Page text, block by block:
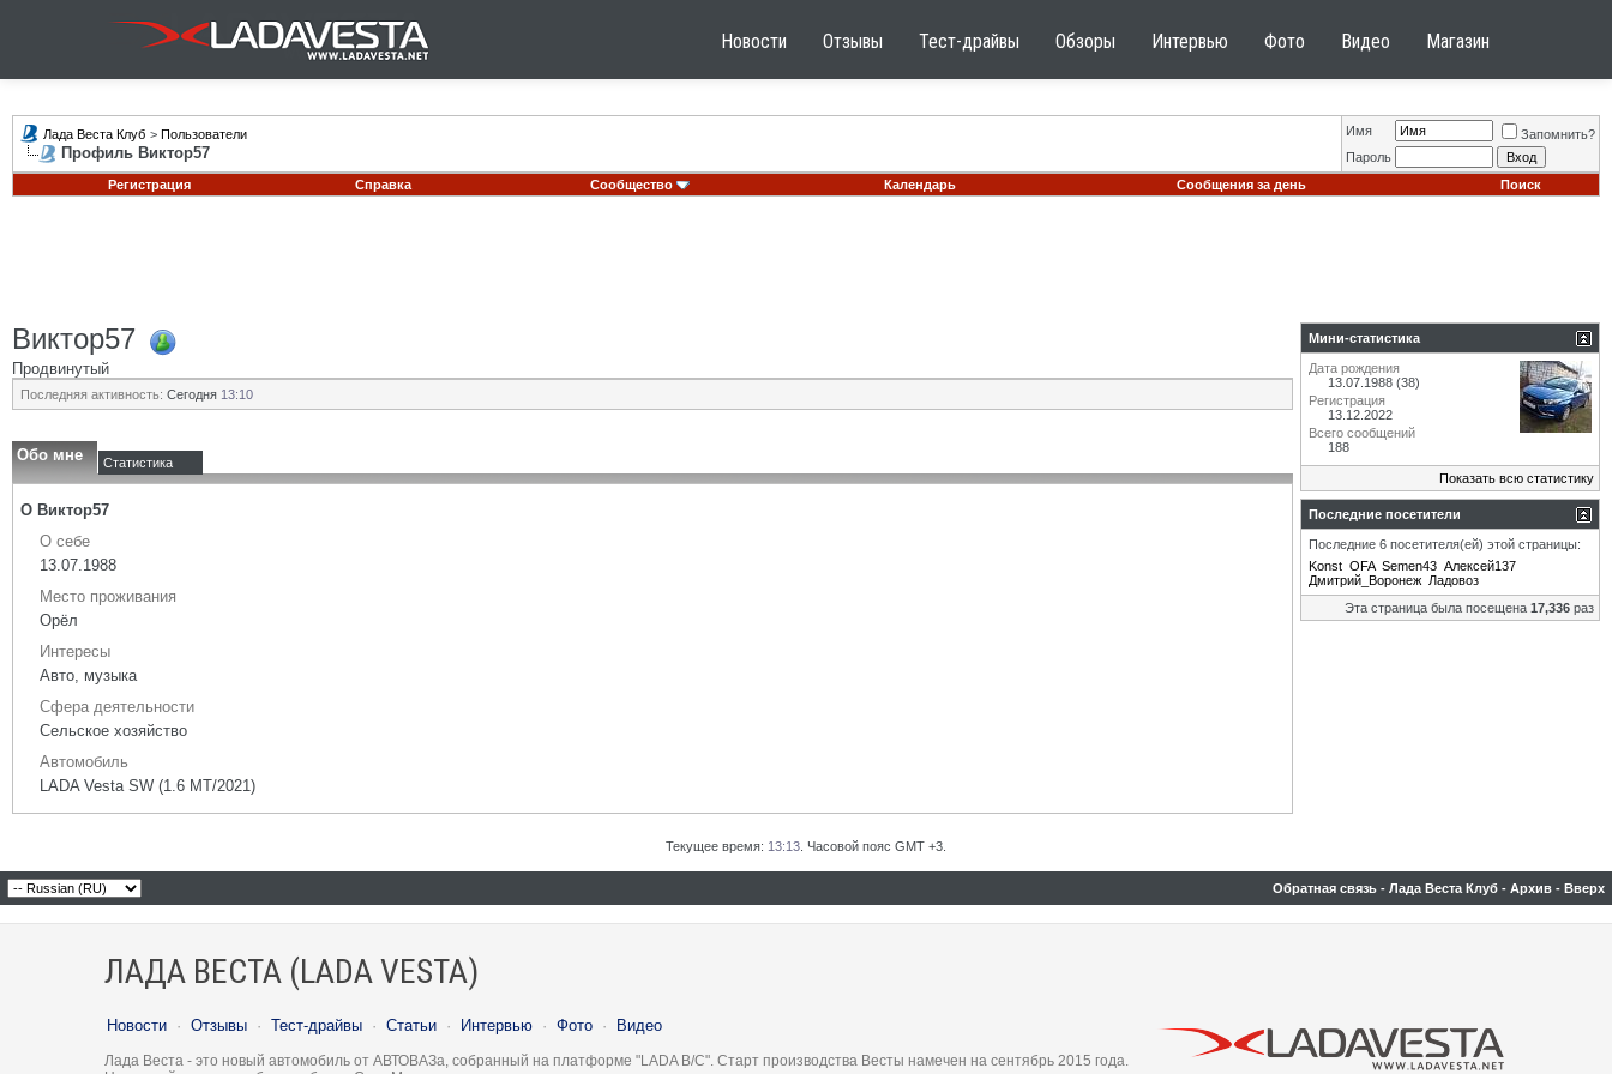
Новости Отзывы Тест-драйвы Обзоры Интервью Фото Видео Магазин
Лада Веста Клуб > Пользователи
Профиль Виктор57
Имя
Запомнить?
Пароль
Регистрация
Справка Сообщество Календарь Сообщения за день Поиск
Виктор57
Продвинутый
Последняя активность: Сегодня 13:10
Обо мне Статистика
О Виктор57
О себе
13.07.1988
Место проживания
Орёл
Интересы
Авто, музыка
Сфера деятельности
Сельское хозяйство
Автомобиль
LADA Vesta SW (1.6 МТ/2021)
Мини-статистика
Дата рождения
13.07.1988 (38)
Регистрация
13.12.2022
Всего сообщений
188
Показать всю статистику
Последние посетители
Последние 6 посетителя(ей) этой страницы:
Konst OFA Semen43 Алексей137
Дмитрий_Воронеж Ладовоз
Эта страница была посещена 17,336 раз
Текущее время: 13:13 . Часовой пояс GMT +3.
Обратная связь - Лада Веста Клуб - Архив - Вверх
ЛАДА ВЕСТА (LADA VESTA)
Новости · Отзывы · Тест-драйвы · Статьи · Интервью · Фото · Видео
Лада Веста - это новый автомобиль от АВТОВАЗа, собранный на платформе "LADA B/C". Старт производства Весты намечен на сентябрь 2015 года.